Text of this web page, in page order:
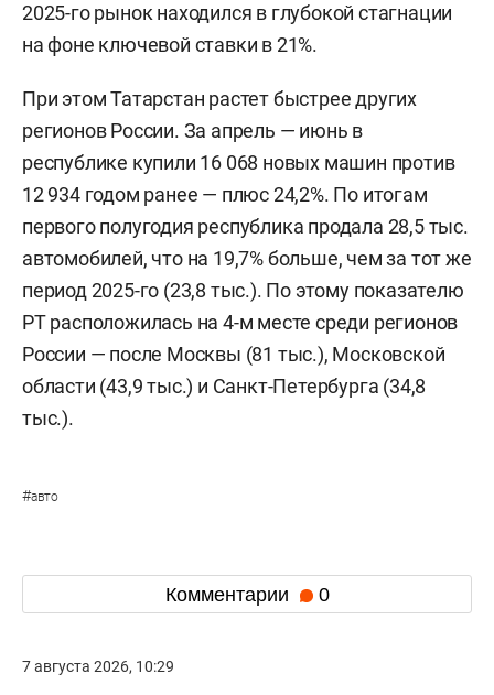
2025-го рынок находился в глубокой стагнации
на фоне ключевой ставки в 21%.
При этом Татарстан растет быстрее других
регионов России. За апрель — июнь в
республике купили 16 068 новых машин против
12 934 годом ранее — плюс 24,2%. По итогам
первого полугодия республика продала 28,5 тыс.
автомобилей, что на 19,7% больше, чем за тот же
период 2025-го (23,8 тыс.). По этому показателю
РТ расположилась на 4-м месте среди регионов
России — после Москвы (81 тыс.), Московской
области (43,9 тыс.) и Санкт-Петербурга (34,8
тыс.).
#авто
Комментарии 0
7 августа 2026, 10:29